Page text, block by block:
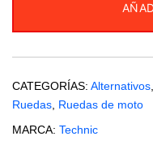
CATEGORÍAS: Alternativos
Ruedas Ruedas de moto
MARCA: Technic